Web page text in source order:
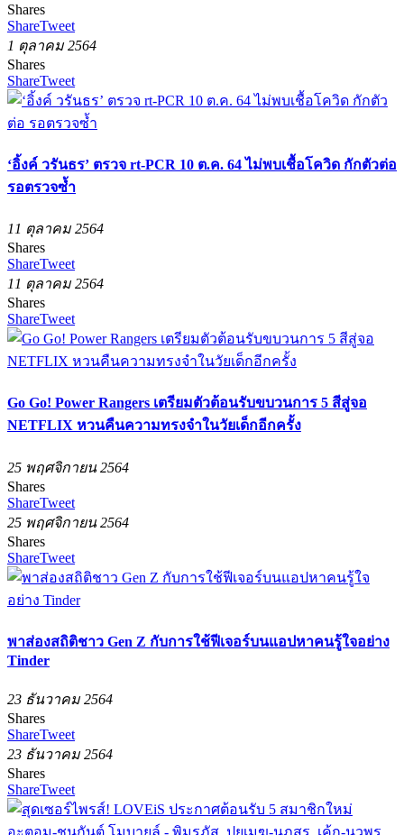
Shares
ShareTweet
1 ตุลาคม 2564
Shares
ShareTweet
‘อิ้งค์ วรันธร’ ตรวจ rt-PCR 10 ต.ค. 64 ไม่พบเชื้อโควิด กักตัวต่อ
รอตรวจซ้ำ
11 ตุลาคม 2564
Shares
ShareTweet
11 ตุลาคม 2564
Shares
ShareTweet
Go Go! Power Rangers เตรียมตัวต้อนรับขบวนการ 5 สีสู่จอ
NETFLIX หวนคืนความทรงจำในวัยเด็กอีกครั้ง
25 พฤศจิกายน 2564
Shares
ShareTweet
25 พฤศจิกายน 2564
Shares
ShareTweet
พาส่องสถิติชาว Gen Z กับการใช้ฟีเจอร์บนแอปหาคนรู้ใจอย่าง
Tinder
23 ธันวาคม 2564
Shares
ShareTweet
23 ธันวาคม 2564
Shares
ShareTweet